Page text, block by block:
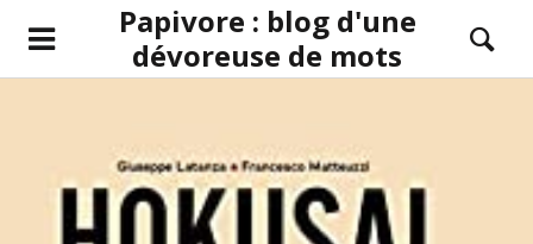
Papivore : blog d'une
dévoreuse de mots